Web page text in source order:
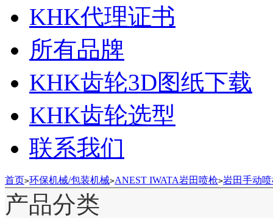
KHK代理证书
所有品牌
KHK齿轮3D图纸下载
KHK齿轮选型
联系我们
首页>环保机械/包装机械>ANEST IWATA岩田喷枪>岩田手动
产品分类